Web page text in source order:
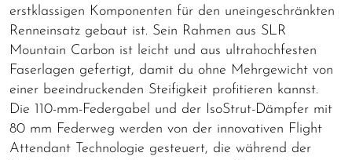
erstklassigen Komponenten für den uneingeschränkten
Renneinsatz gebaut ist. Sein Rahmen aus SLR
Mountain Carbon ist leicht und aus ultrahochfesten
Faserlagen gefertigt, damit du ohne Mehrgewicht von
einer beeindruckenden Steifigkeit profitieren kannst.
Die 110-mm-Federgabel und der IsoStrut-Dämpfer mit
80 mm Federweg werden von der innovativen Flight
Attendant Technologie gesteuert, die während der